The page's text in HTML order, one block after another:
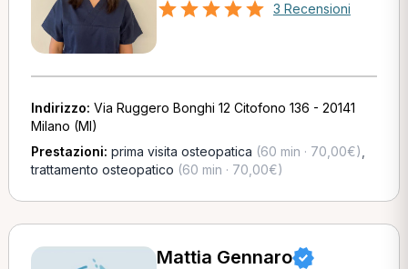
3 Recensioni
Indirizzo: Via Ruggero Bonghi 12 Citofono 136 - 20141
Milano (MI)
Prestazioni: prima visita osteopatica (60 min · 70,00€)
trattamento osteopatico (60 min · 70,00€)
Mattia Gennaro